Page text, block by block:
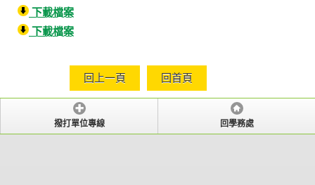
下載檔案
下載檔案
回上一頁 回首頁
撥打單位專線 回學務處